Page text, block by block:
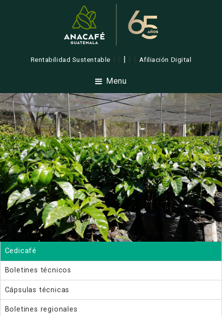
Rentabilidad Sustentable | | | | | Afiliación Digital
Menu
Cedicafé
Boletines técnicos
Cápsulas técnicas
Boletines regionales